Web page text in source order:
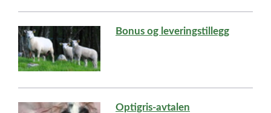
Bonus og leveringstillegg
Optigris-avtalen